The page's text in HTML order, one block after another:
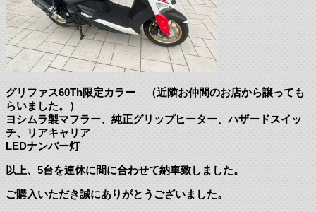
グリファス60Th限定カラー （近隣お仲間のお店から譲っても
らいました。）
ヨシムラ製マフラー、純正グリップヒーター、ハザードスイッ
チ、リアキャリア
LEDナンバー灯
以上、5台を連休に間に合わせて納車致しました。
ご購入いただき誠にありがとうございました。